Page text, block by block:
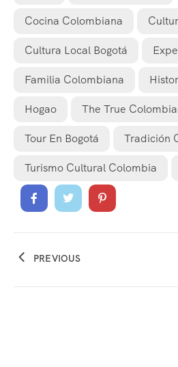
Cocina Colombiana
Cultura Local Bogotá
Familia Colombiana
Hogao The True
Tour En Bogotá Tradición
Turismo Cultural Colombia
PREVIOUS